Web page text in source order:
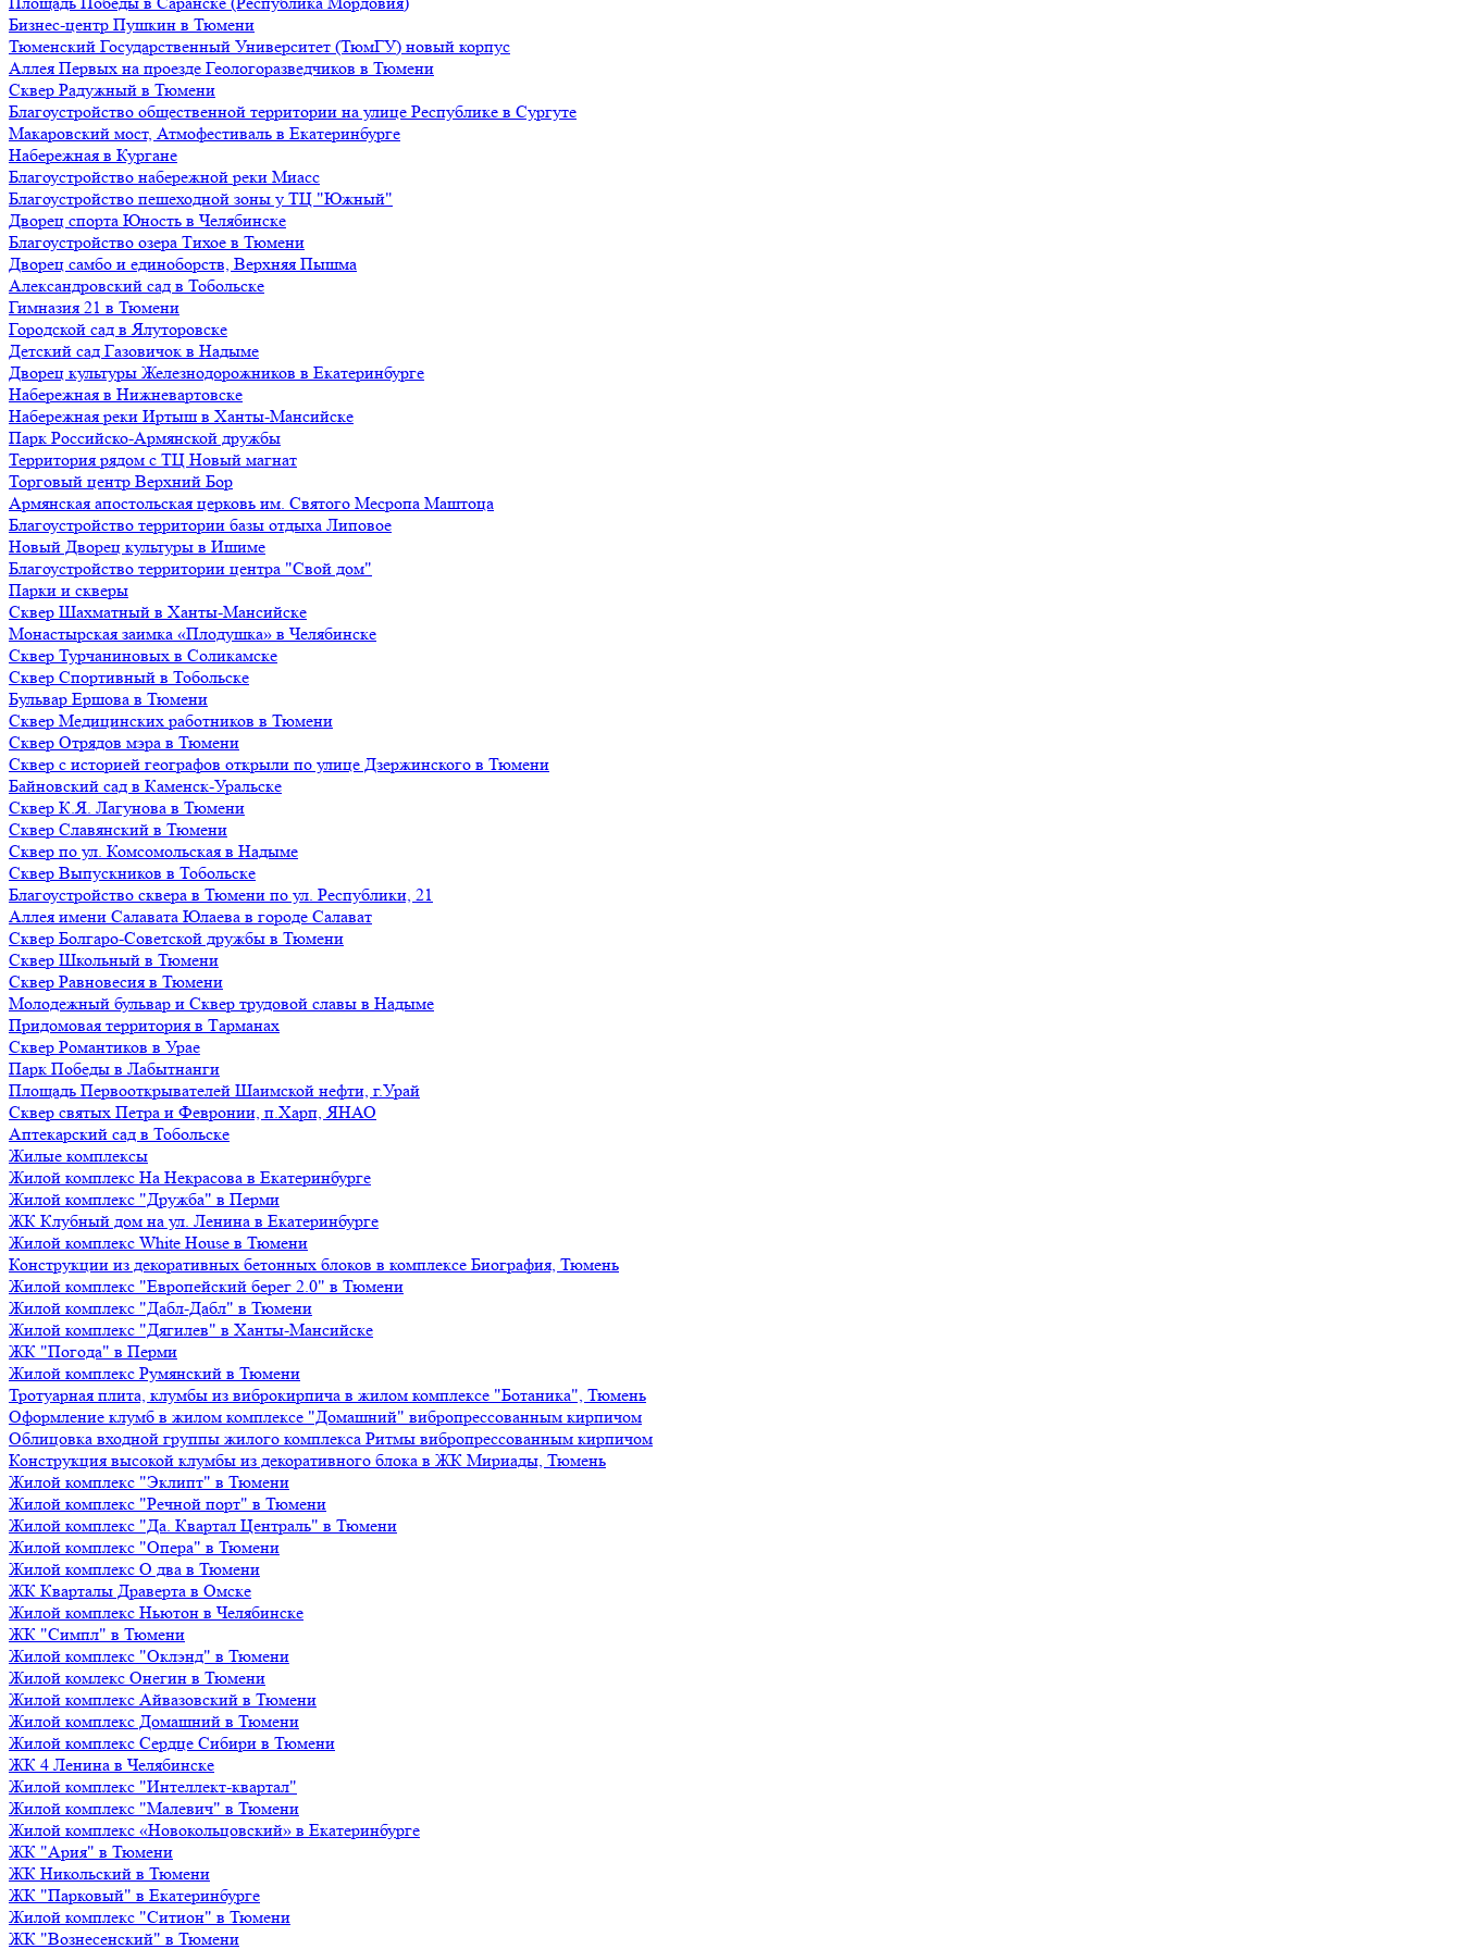
Бизнес-центр Пушкин в Тюмени
Тюменский Государственный Университет (ТюмГУ) новый корпус
Аллея Первых на проезде Геологоразведчиков в Тюмени
Сквер Радужный в Тюмени
Благоустройство общественной территории на улице Республике в Сургуте
Макаровский мост, Атмофестиваль в Екатеринбурге
Набережная в Кургане
Благоустройство набережной реки Миасс
Благоустройство пешеходной зоны у ТЦ "Южный"
Дворец спорта Юность в Челябинске
Благоустройство озера Тихое в Тюмени
Дворец самбо и единоборств, Верхняя Пышма
Александровский сад в Тобольске
Гимназия 21 в Тюмени
Городской сад в Ялуторовске
Детский сад Газовичок в Надыме
Дворец культуры Железнодорожников в Екатеринбурге
Набережная в Нижневартовске
Набережная реки Иртыш в Ханты-Мансийске
Парк Российско-Армянской дружбы
Территория рядом с ТЦ Новый магнат
Торговый центр Верхний Бор
Армянская апостольская церковь им. Святого Месропа Маштоца
Благоустройство территории базы отдыха Липовое
Нoвый Двoрeц культуры в Ишимe
Благоустройство территории центра "Свой дом"
Парки и скверы
Сквер Шахматный в Ханты-Мансийске
Монастырская заимка «Плодушка» в Челябинске
Сквер Турчаниновых в Соликамске
Сквер Спортивный в Тобольске
Бульвар Ершова в Тюмени
Сквер Медицинских работников в Тюмени
Сквер Отрядов мэра в Тюмени
Сквер с историей географов открыли по улице Дзержинского в Тюмени
Байновский сад в Каменск-Уральске
Сквер К.Я. Лагунова в Тюмени
Сквер Славянский в Тюмени
Сквер по ул. Комсомольская в Надыме
Сквер Выпускников в Тобольске
Благоустройство сквера в Тюмени по ул. Республики, 21
Аллея имени Салавата Юлаева в городе Салават
Сквер Болгаро-Советской дружбы в Тюмени
Сквер Школьный в Тюмени
Сквер Равновесия в Тюмени
Молодежный бульвар и Сквер трудовой славы в Надыме
Придомовая территория в Тарманах
Сквер Романтиков в Урае
Парк Победы в Лабытнанги
Площадь Первооткрывателей Шаимской нефти, г.Урай
Сквер святых Петра и Февронии, п.Харп, ЯНАО
Аптекарский сад в Тобольске
Жилые комплексы
Жилой комплекс На Некрасова в Екатеринбурге
Жилой комплекс "Дружба" в Перми
ЖК Клубный дом на ул. Ленина в Екатеринбурге
Жилой комплекс White House в Тюмени
Конструкции из декоративных бетонных блоков в комплексе Биография, Тюмень
Жилой комплекс "Европейский берег 2.0" в Тюмени
Жилой комплекс "Дабл-Дабл" в Тюмени
Жилой комплекс "Дягилев" в Ханты-Мансийске
ЖК "Погода" в Перми
Жилой комплекс Румянский в Тюмени
Тротуарная плита, клумбы из виброкирпича в жилом комплексе "Ботаника", Тюмень
Оформление клумб в жилом комплексе "Домашний" вибропрессованным кирпичом
Облицовка входной группы жилого комплекса Ритмы вибропрессованным кирпичом
Конструкция высокой клумбы из декоративного блока в ЖК Мириады, Тюмень
Жилой комплекс "Эклипт" в Тюмени
Жилой комплекс "Речной порт" в Тюмени
Жилой комплекс "Да. Квартал Централь" в Тюмени
Жилой комплекс "Опера" в Тюмени
Жилой комплекс О два в Тюмени
ЖК Кварталы Драверта в Омске
Жилой комплекс Ньютон в Челябинске
ЖК "Симпл" в Тюмени
Жилой комплекс "Оклэнд" в Тюмени
Жилой комлекс Онегин в Тюмени
Жилой комплекс Айвазовский в Тюмени
Жилой комплекс Домашний в Тюмени
Жилой комплекс Сердце Сибири в Тюмени
ЖК 4 Ленина в Челябинске
Жилой комплекс "Интеллект-квартал"
Жилой комплекс "Малевич" в Тюмени
Жилой комплекс «Новокольцовский» в Екатеринбурге
ЖК "Ария" в Тюмени
ЖК Никольский в Тюмени
ЖК "Парковый" в Екатеринбурге
Жилой комплекс "Ситион" в Тюмени
ЖК "Вознесенский" в Тюмени